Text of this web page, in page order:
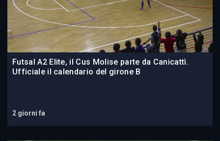
Futsal A2 Elite, il Cus Molise parte da Canicattì.
Ufficiale il calendario del girone B
2 giorni fa